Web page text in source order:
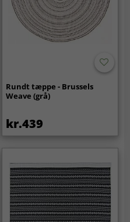
Rundt tæppe - Brussels
Weave (grå)
kr.439